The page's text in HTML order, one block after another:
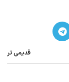
قدیمی تر